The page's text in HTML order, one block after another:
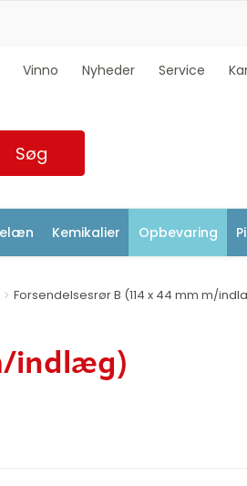
Vinno Nyheder Service
Søg
Kemikalier Opbevaring
Forsendelsesrør B (114 x 44 mm m/
indlæg)